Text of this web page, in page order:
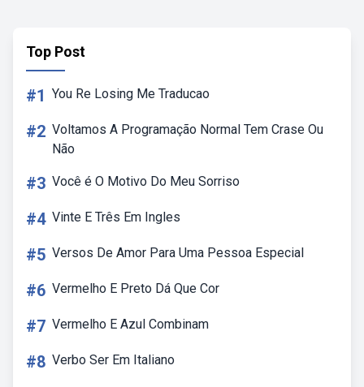
Top Post
#1 You Re Losing Me Traducao
#2 Voltamos A Programação Normal Tem Crase Ou
Não
#3 Você é O Motivo Do Meu Sorriso
#4 Vinte E Três Em Ingles
#5 Versos De Amor Para Uma Pessoa Especial
#6 Vermelho E Preto Dá Que Cor
#7 Vermelho E Azul Combinam
#8 Verbo Ser Em Italiano